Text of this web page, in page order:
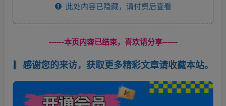
此处内容已隐藏，请付费后查看
------本页内容已结束，喜欢请分享------
感谢您的来访，获取更多精彩文章请收藏本站。